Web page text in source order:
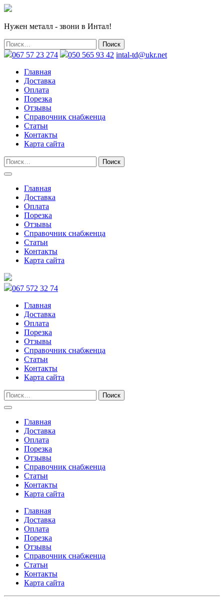
Нужен металл - звони в Интал!
067 57 23 274 050 565 93 42 intal-td@ukr.net
Главная
Доставка
Оплата
Порезка
Отзывы
Справочник снабженца
Статьи
Контакты
Карта сайта
Главная
Доставка
Оплата
Порезка
Отзывы
Справочник снабженца
Статьи
Контакты
Карта сайта
067 572 32 74
Главная
Доставка
Оплата
Порезка
Отзывы
Справочник снабженца
Статьи
Контакты
Карта сайта
Главная
Доставка
Оплата
Порезка
Отзывы
Справочник снабженца
Статьи
Контакты
Карта сайта
Главная
Доставка
Оплата
Порезка
Отзывы
Справочник снабженца
Статьи
Контакты
Карта сайта